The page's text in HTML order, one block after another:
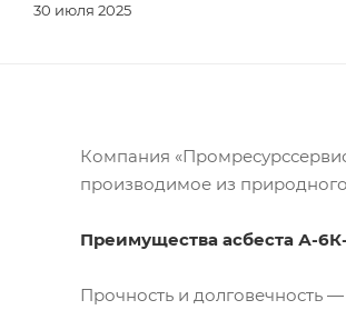
30 июля 2025
Компания
производимое из
Преимущества асбеста А-
Прочность и долговечность